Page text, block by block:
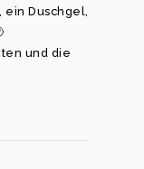
Duschgel,
und die